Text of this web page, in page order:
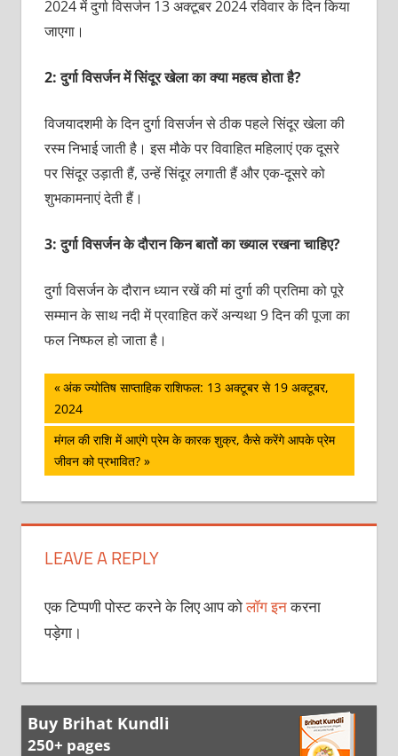
2024 में दुर्गा विसर्जन 13 अक्टूबर 2024 रविवार के दिन किया
जाएगा।
2: दुर्गा विसर्जन में सिंदूर खेला का क्या महत्व होता है?
विजयादशमी के दिन दुर्गा विसर्जन से ठीक पहले सिंदूर खेला की
रस्म निभाई जाती है। इस मौके पर विवाहित महिलाएं एक दूसरे
पर सिंदूर उड़ाती हैं, उन्हें सिंदूर लगाती हैं और एक-दूसरे को
शुभकामनाएं देती हैं।
3: दुर्गा विसर्जन के दौरान किन बातों का ख्याल रखना चाहिए?
दुर्गा विसर्जन के दौरान ध्यान रखें की मां दुर्गा की प्रतिमा को पूरे
सम्मान के साथ नदी में प्रवाहित करें अन्यथा 9 दिन की पूजा का
फल निष्फल हो जाता है।
पोस्ट
नेविगेशन
Previous
Post:
अंक ज्योतिष साप्ताहिक राशिफल: 13 अक्टूबर से 19 अक्टूबर,
2024
Next
Post:
मंगल की राशि में आएंगे प्रेम के कारक शुक्र, कैसे करेंगे आपके प्रेम
जीवन को प्रभावित?
LEAVE A REPLY
एक टिप्पणी पोस्ट करने के लिए आप कोलॉग इनकरना
पड़ेगा।
Buy Brihat Kundli
250+ pages